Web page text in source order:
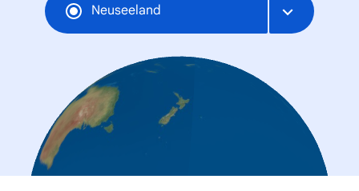
Neuseeland